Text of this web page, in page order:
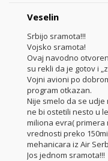
Veselin
Srbijo sramota!!!
Vojsko sramota!
Ovaj navodno
su rekli da je gotov i
Vojni avioni po
program otkazan.
Nije smelo da se
ne bi ostetili nesto u
miliona evra( primera
vrednosti preko
mehanicara iz Air
Jos jednom sramota!!!